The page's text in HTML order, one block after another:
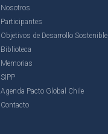
Nosotros
Participantes
Objetivos de Desarrollo Sostenible
Biblioteca
Memorias
SIPP
Agenda Pacto Global Chile
Contacto